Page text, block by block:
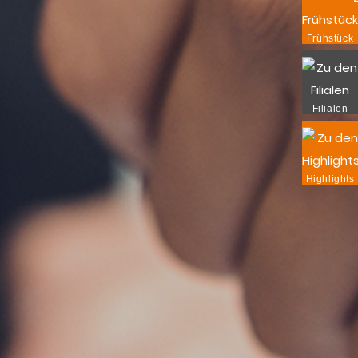
Frühstück
Filialen
Highlights